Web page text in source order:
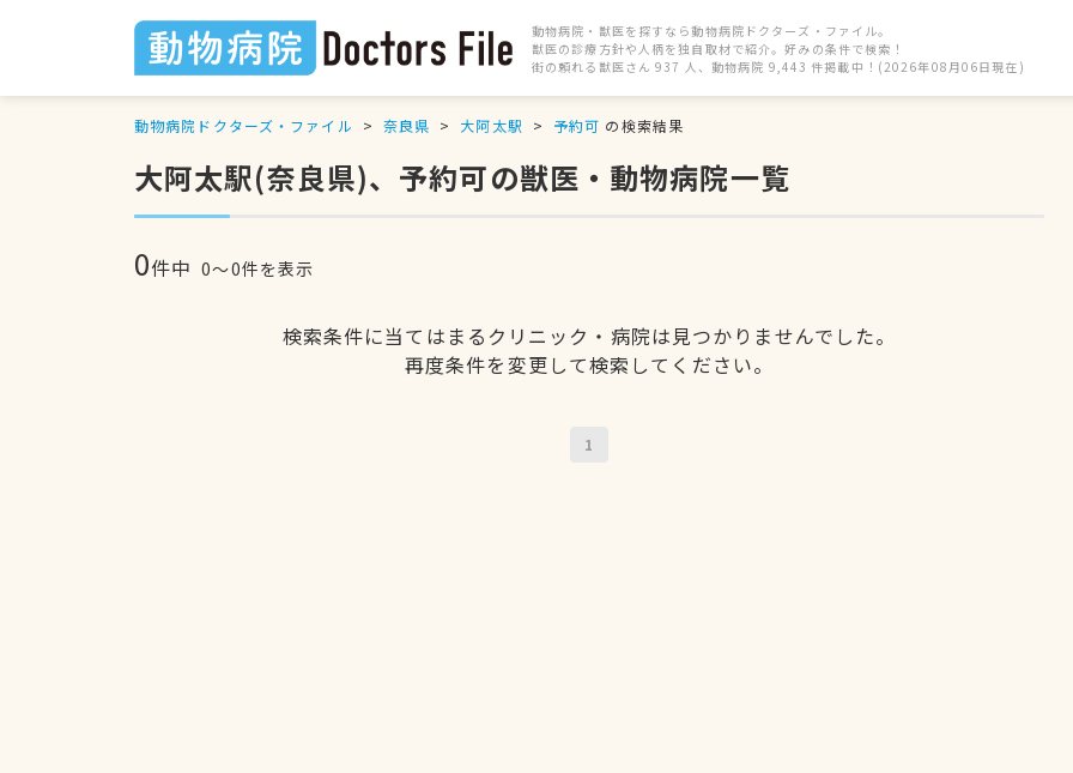
動物病院・獣医を探すなら動物病院ドクターズ・ファイル。
獣医の診療方針や人柄を独自取材で紹介。好みの条件で検索！
街の頼れる獣医さん 937 人、動物病院 9,443 件掲載中！(2026年08月06日現在)
動物病院ドクターズ・ファイル 奈良県 大阿太駅 予約可 の検索結果
大阿太駅(奈良県)、予約可の獣医・動物病院一覧
0件中 0〜0件を表示
検索条件に当てはまるクリニック・病院は見つかりませんでした。
再度条件を変更して検索してください。
1